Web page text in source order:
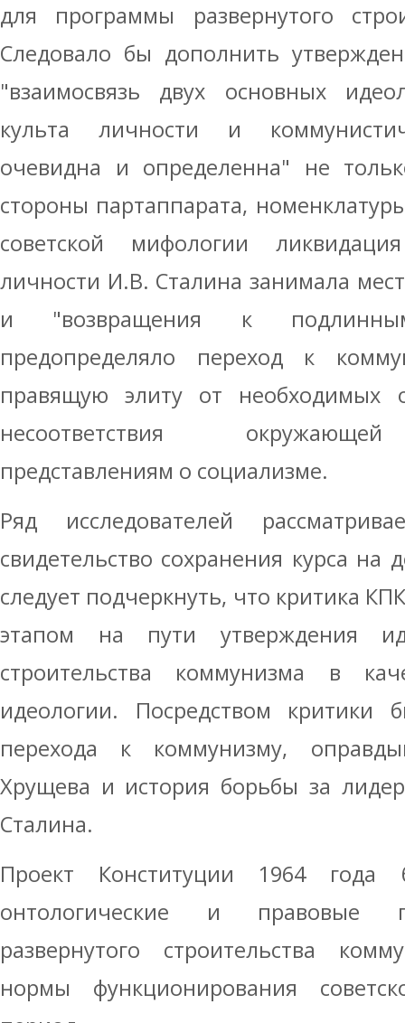
для программы развернутого
Следовало бы дополнить
"взаимосвязь двух основных
культа личности и
очевидна и определенна" не
стороны партаппарата,
советской мифологии
личности И.В. Сталина занимала
и "возвращения к
предопределяло переход к
правящую элиту от необходимых
несоответствия
представлениям о социализме.
Ряд исследователей
свидетельство сохранения курса на
следует подчеркнуть, что критика
этапом на пути утверждения
строительства коммунизма в
идеологии. Посредством критики
перехода к коммунизму,
Хрущева и история борьбы за
Сталина.
Проект Конституции 1964 года
онтологические и правовые
развернутого строительства
нормы функционирования